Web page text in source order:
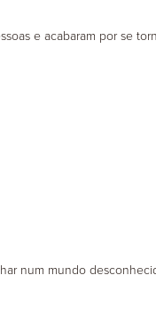
e acabaram por se
num mundo